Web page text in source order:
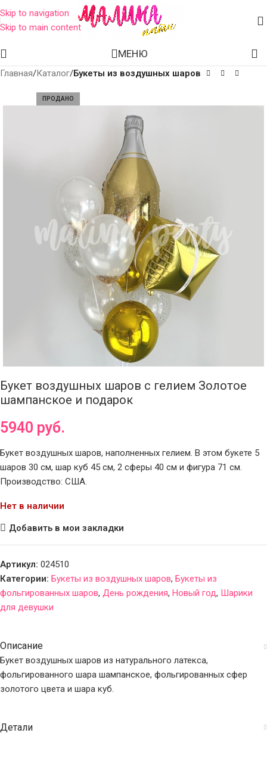
Skip to navigation
Skip to main content
МЕНЮ
Главная Каталог Букеты из воздушных шаров
ПРОДАНО
Букет воздушных шаров с гелием Золотое
шампанское и подарок
5940 руб.
Букет воздушных шаров, наполненных гелием. В этом букете 5
шаров 30 см, шар куб 45 см, 2 сферы 40 см и фигура 71 см.
Производство: США.
Нет в наличии
Добавить в мои закладки
Артикул: 024510
Категории: Букеты из воздушных шаров, Букеты из
фольгированных шаров, День рождения, Новый год, Шарики
для девушки
Описание
Букет воздушных шаров из натурального латекса,
фольгированного шара шампанское, фольгированных сфер
золотого цвета и шара куб.
Детали